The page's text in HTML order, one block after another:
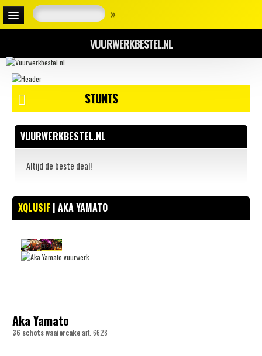
»
VUURWERKBESTEL.NL
STUNTS
VUURWERKBESTEL.NL
Altijd de beste deal!
XQLUSIF | AKA YAMATO
Aka Yamato
36 schots waaiercakeart. 6628